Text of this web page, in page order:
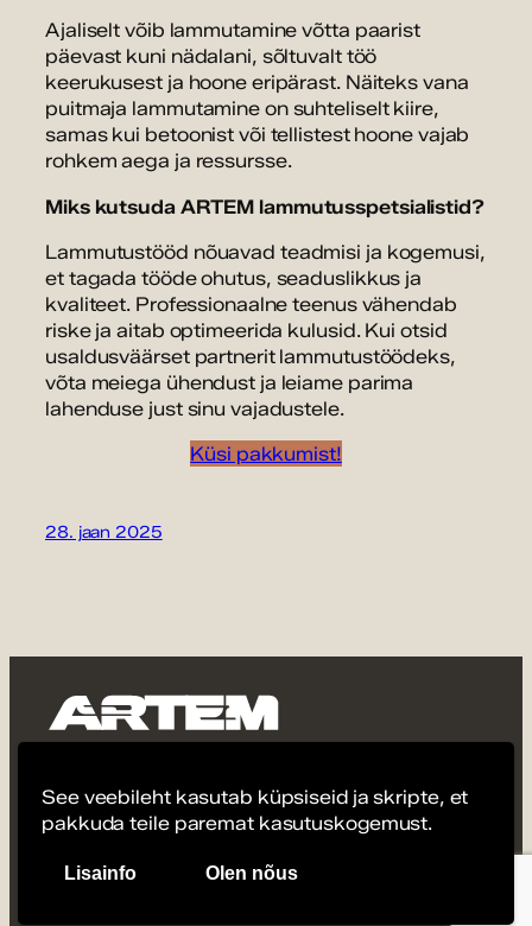
See veebileht kasutab küpsiseid ja skripte, et
pakkuda teile paremat kasutuskogemust.
Lisainfo Olen nõus
Ajaliselt võib lammutamine võtta paarist
päevast kuni nädalani, sõltuvalt töö
keerukusest ja hoone eripärast. Näiteks vana
puitmaja lammutamine on suhteliselt kiire,
samas kui betoonist või tellistest hoone vajab
rohkem aega ja ressursse.
Miks kutsuda ARTEM lammutusspetsialistid?
Lammutustööd nõuavad teadmisi ja kogemusi,
et tagada tööde ohutus, seaduslikkus ja
kvaliteet. Professionaalne teenus vähendab
riske ja aitab optimeerida kulusid. Kui otsid
usaldusväärset partnerit lammutustöödeks,
võta meiega ühendust ja leiame parima
lahenduse just sinu vajadustele.
Küsi pakkumist!
28. jaan 2025
© ARTEM OÜ